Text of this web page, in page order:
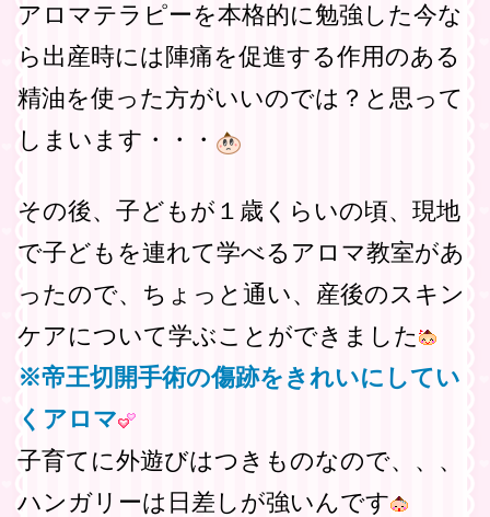
アロマテラピーを本格的に勉強した今な
ら出産時には陣痛を促進する作用のある
精油を使った方がいいのでは？と思って
しまいます・・・
その後、子どもが１歳くらいの頃、現地
で子どもを連れて学べるアロマ教室があ
ったので、ちょっと通い、産後のスキン
ケアについて学ぶことができました
※帝王切開手術の傷跡をきれいにしてい
くアロマ
子育てに外遊びはつきものなので、、、
ハンガリーは日差しが強いんです